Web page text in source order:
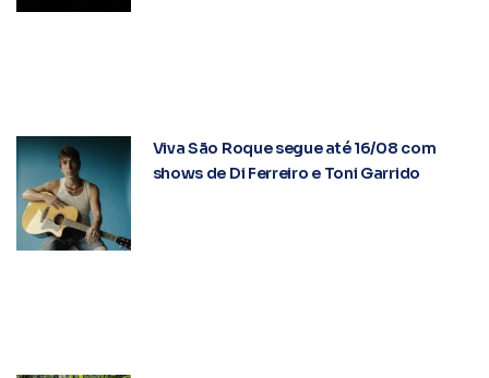
Viva São Roque segue até 16/08 com
shows de Di Ferreiro e Toni Garrido